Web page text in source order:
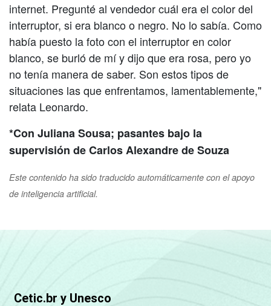
internet. Pregunté al vendedor cuál era el color del
interruptor, si era blanco o negro. No lo sabía. Como
había puesto la foto con el interruptor en color
blanco, se burló de mí y dijo que era rosa, pero yo
no tenía manera de saber. Son estos tipos de
situaciones las que enfrentamos, lamentablemente,"
relata Leonardo.
*Con Juliana Sousa; pasantes bajo la
supervisión de Carlos Alexandre de Souza
Este contenido ha sido traducido automáticamente con el apoyo
de inteligencia artificial.
Cetic.br y Unesco